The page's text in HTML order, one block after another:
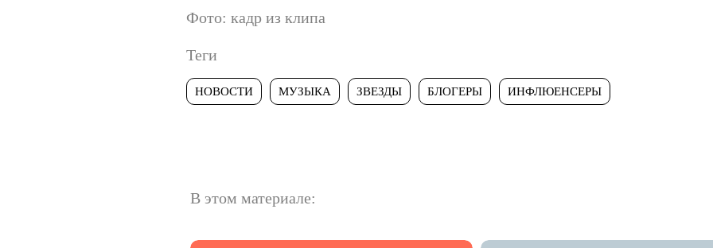
Фото: кадр из клипа
Теги
НОВОСТИ МУЗЫКА ЗВЕЗДЫ БЛОГЕРЫ ИНФЛЮЕНСЕРЫ
В этом материале: